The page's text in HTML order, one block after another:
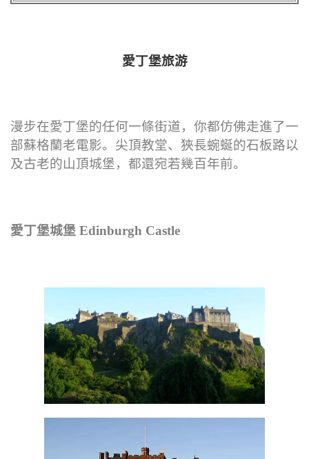
愛丁堡旅游
漫步在愛丁堡的任何一條街道，你都仿佛走進了一
部蘇格蘭老電影。尖頂教堂、狹長蜿蜒的石板路以
及古老的山頂城堡，都還宛若幾百年前。
愛丁堡城堡 Edinburgh Castle